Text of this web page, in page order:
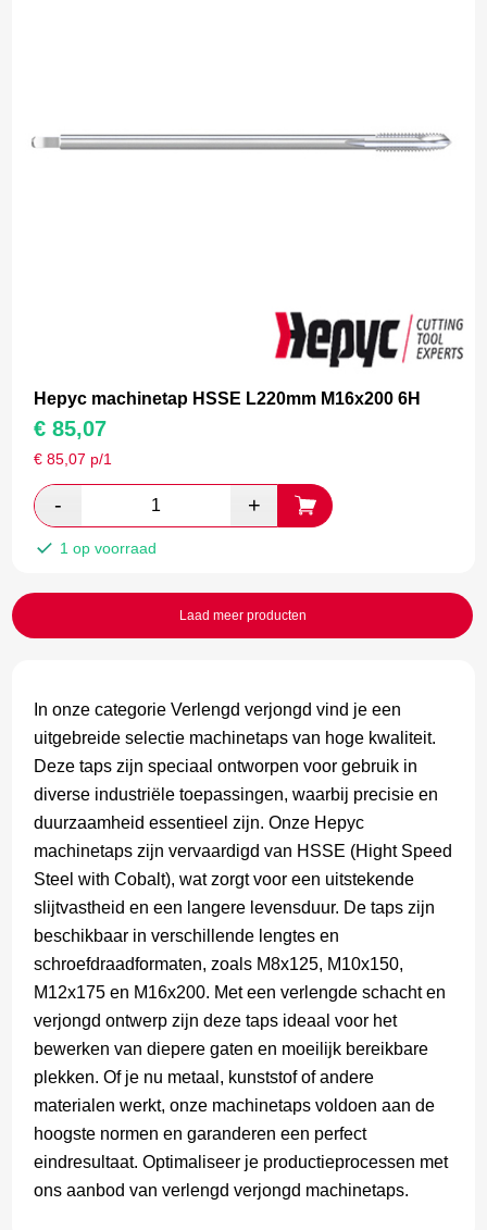
In onze categorie Verlengd verjongd vind je een
uitgebreide selectie machinetaps van hoge kwaliteit.
Deze taps zijn speciaal ontworpen voor gebruik in
diverse industriële toepassingen, waarbij precisie en
duurzaamheid essentieel zijn. Onze Hepyc
machinetaps zijn vervaardigd van HSSE (Hight Speed
Steel with Cobalt), wat zorgt voor een uitstekende
slijtvastheid en een langere levensduur. De taps zijn
beschikbaar in verschillende lengtes en
schroefdraadformaten, zoals M8x125, M10x150,
M12x175 en M16x200. Met een verlengde schacht en
verjongd ontwerp zijn deze taps ideaal voor het
bewerken van diepere gaten en moeilijk bereikbare
plekken. Of je nu metaal, kunststof of andere
materialen werkt, onze machinetaps voldoen aan de
hoogste normen en garanderen een perfect
eindresultaat. Optimaliseer je productieprocessen met
ons aanbod van verlengd verjongd machinetaps.
Hepyc machinetap HSSE L220mm M16x200 6H
€ 85,07
€85,07 p/1
1 op voorraad
Laad meer producten